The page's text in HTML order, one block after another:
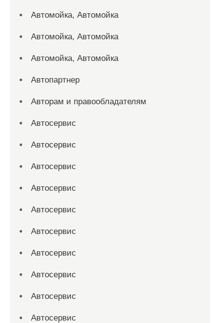
Автомойка, Автомойка
Автомойка, Автомойка
Автомойка, Автомойка
Автопартнер
Авторам и правообладателям
Автосервис
Автосервис
Автосервис
Автосервис
Автосервис
Автосервис
Автосервис
Автосервис
Автосервис
Автосервис